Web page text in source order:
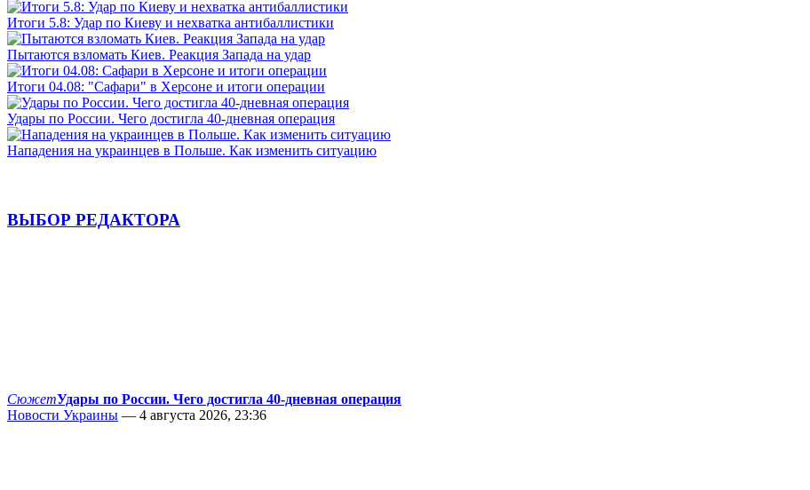
Итоги 5.8: Удар по Киеву и нехватка антибаллистики
Пытаются взломать Киев. Реакция Запада на удар
Итоги 04.08: "Сафари" в Херсоне и итоги операции
Удары по России. Чего достигла 40-дневная операция
Нападения на украинцев в Польше. Как изменить ситуацию
ВЫБОР РЕДАКТОРА
СюжетУдары по России. Чего достигла 40-дневная операция
Новости Украины — 4 августа 2026, 23:36